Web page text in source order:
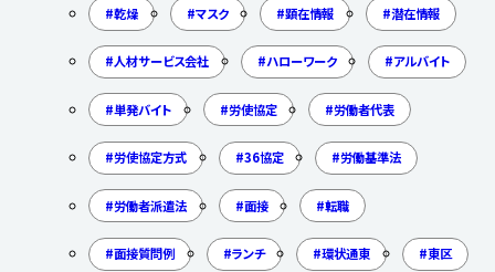
乾燥 マスク 顕在情報 潜在情報
人材サービス会社 ハローワーク アルバイト
単発バイト 労使協定 労働者代表
労使協定方式 36協定 労働基準法
労働者派遣法 面接 転職
面接質問例 ランチ 環状通東 東区